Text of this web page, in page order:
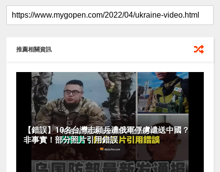
推薦相關資訊
【錯誤】10名台灣志願兵遭俄軍俘虜遣送中國？
非事實！部分照片引用錯誤